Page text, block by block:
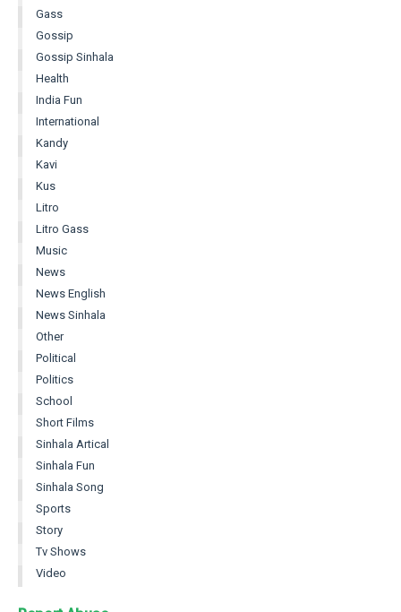
Gass
Gossip
Gossip Sinhala
Health
India Fun
International
Kandy
Kavi
Kus
Litro
Litro Gass
Music
News
News English
News Sinhala
Other
Political
Politics
School
Short Films
Sinhala Artical
Sinhala Fun
Sinhala Song
Sports
Story
Tv Shows
Video